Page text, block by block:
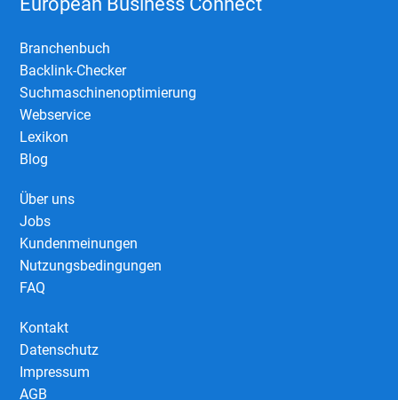
Branchenbuch
Backlink-Checker
Suchmaschinenoptimierung
Webservice
Lexikon
Blog
Über uns
Jobs
Kundenmeinungen
Nutzungsbedingungen
FAQ
Kontakt
Datenschutz
Impressum
AGB